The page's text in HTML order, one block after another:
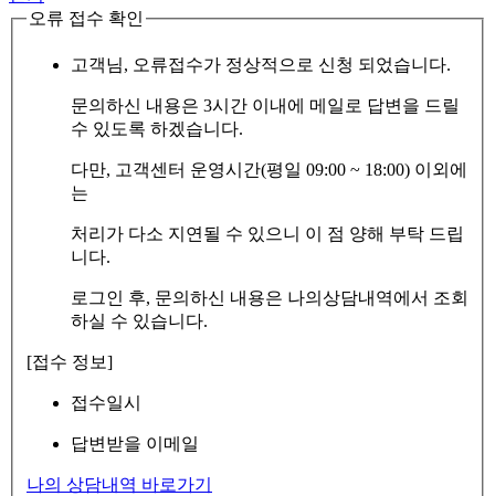
오류 접수 확인
고객님, 오류접수가 정상적으로 신청 되었습니다.
문의하신 내용은 3시간 이내에 메일로 답변을 드릴
수 있도록 하겠습니다.
다만, 고객센터 운영시간(평일 09:00 ~ 18:00) 이외에
는
처리가 다소 지연될 수 있으니 이 점 양해 부탁 드립
니다.
로그인 후, 문의하신 내용은 나의상담내역에서 조회
하실 수 있습니다.
[접수 정보]
접수일시
답변받을 이메일
나의 상담내역 바로가기